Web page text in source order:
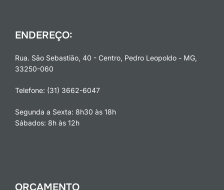
ENDEREÇO:
Rua. São Sebastião, 40 - Centro, Pedro Leopoldo - MG,
33250-060
Telefone: (31) 3662-6047
Segunda a Sexta: 8h30 às 18h
Sábados: 8h às 12h
ORÇAMENTO